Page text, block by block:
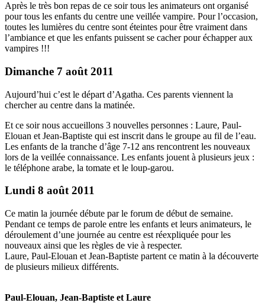
Après le très bon repas de ce soir tous les animateurs ont organisé
pour tous les enfants du centre une veillée vampire. Pour l’occasion,
toutes les lumières du centre sont éteintes pour être vraiment dans
l’ambiance et que les enfants puissent se cacher pour échapper aux
vampires !!!
Dimanche 7 août 2011
Aujourd’hui c’est le départ d’Agatha. Ces parents viennent la
chercher au centre dans la matinée.
Et ce soir nous accueillons 3 nouvelles personnes : Laure, Paul-
Elouan et Jean-Baptiste qui est inscrit dans le groupe au fil de l’eau.
Les enfants de la tranche d’âge 7-12 ans rencontrent les nouveaux
lors de la veillée connaissance. Les enfants jouent à plusieurs jeux :
le téléphone arabe, la tomate et le loup-garou.
Lundi 8 août 2011
Ce matin la journée débute par le forum de début de semaine.
Pendant ce temps de parole entre les enfants et leurs animateurs, le
déroulement d’une journée au centre est réexpliquée pour les
nouveaux ainsi que les règles de vie à respecter.
Laure, Paul-Elouan et Jean-Baptiste partent ce matin à la découverte
de plusieurs milieux différents.
Paul-Elouan, Jean-Baptiste et Laure